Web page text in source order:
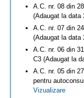
A.C. nr. 08 din
(Adaugat la data
A.C. nr. 07 din
(Adaugat la data
A.C. nr. 06 din
C3 (Adaugat la
A.C. nr. 05 din
pentru
Vizualizare